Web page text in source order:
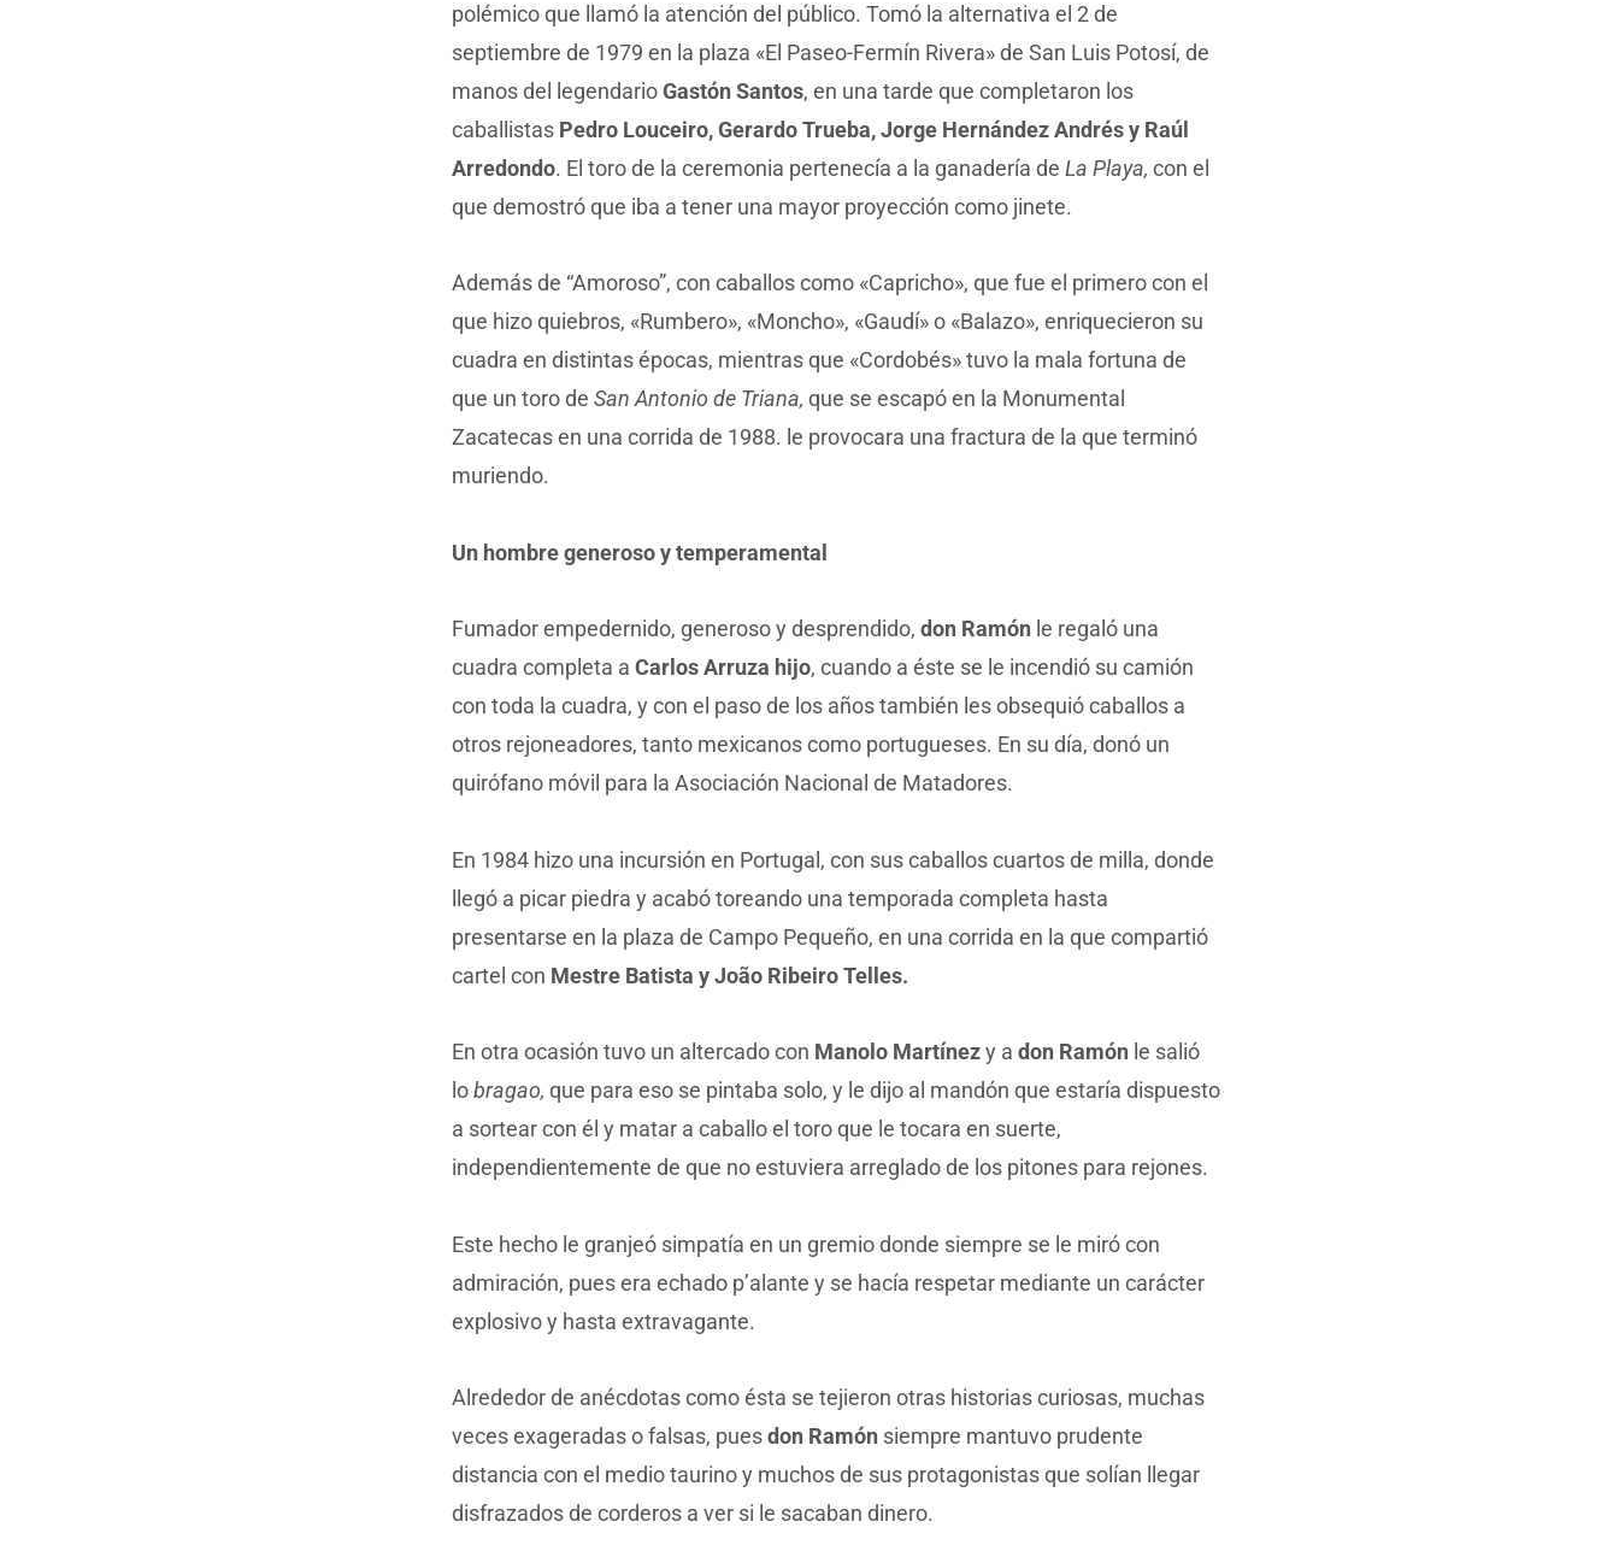
polémico que llamó la atención del público. Tomó la alternativa el 2 de
septiembre de 1979 en la plaza «El Paseo-Fermín Rivera» de San Luis Potosí, de
manos del legendarioGastón Santos, en una tarde que completaron los
caballistas Pedro Louceiro, Gerardo Trueba, Jorge Hernández Andrés y Raúl
Arredondo. El toro de la ceremonia pertenecía a la ganadería de La Playa, con el
que demostró que iba a tener una mayor proyección como jinete.
Además de “Amoroso”, con caballos como «Capricho», que fue el primero con el
que hizo quiebros, «Rumbero», «Moncho», «Gaudí» o «Balazo», enriquecieron su
cuadra en distintas épocas, mientras que «Cordobés» tuvo la mala fortuna de
que un toro de San Antonio de Triana, que se escapó en la Monumental
Zacatecas en una corrida de 1988. le provocara una fractura de la que terminó
muriendo.
Un hombre generoso y temperamental
Fumador empedernido, generoso y desprendido, don Ramónle regaló una
cuadra completa a Carlos Arruza hijo, cuando a éste se le incendió su camión
con toda la cuadra, y con el paso de los años también les obsequió caballos a
otros rejoneadores, tanto mexicanos como portugueses. En su día, donó un
quirófano móvil para la Asociación Nacional de Matadores.
En 1984 hizo una incursión en Portugal, con sus caballos cuartos de milla, donde
llegó a picar piedra y acabó toreando una temporada completa hasta
presentarse en la plaza de Campo Pequeño, en una corrida en la que compartió
cartel con Mestre Batista y João Ribeiro Telles.
En otra ocasión tuvo un altercado con Manolo Martínezy a don Ramónle salió
lobragao, que para eso se pintaba solo, y le dijo al mandón que estaría dispuesto
a sortear con él y matar a caballo el toro que le tocara en suerte,
independientemente de que no estuviera arreglado de los pitones para rejones.
Este hecho le granjeó simpatía en un gremio donde siempre se le miró con
admiración, pues era echado p’alante y se hacía respetar mediante un carácter
explosivo y hasta extravagante.
Alrededor de anécdotas como ésta se tejieron otras historias curiosas, muchas
veces exageradas o falsas, puesdon Ramónsiempre mantuvo prudente
distancia con el medio taurino y muchos de sus protagonistas que solían llegar
disfrazados de corderos a ver si le sacaban dinero.